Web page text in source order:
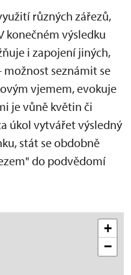
různých zářezů,
konečném výsledku
i zapojení jiných,
možnost seznámit se
vjemem, evokuje
je vůně květin či
úkol vytvářet výsledný
stát se obdobně
do podvědomí
+
−